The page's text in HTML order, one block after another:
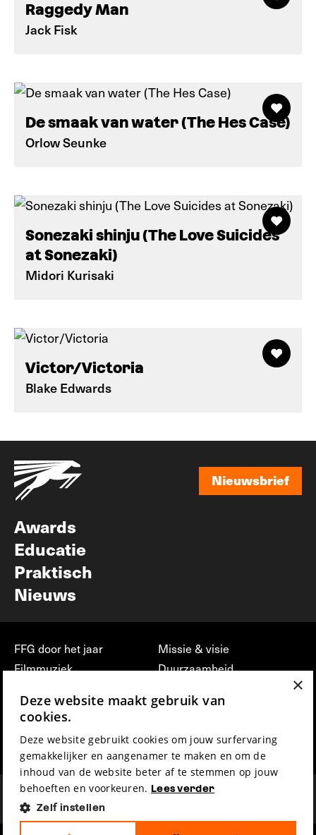
Raggedy Man
Jack Fisk
De smaak van water (The Hes Case)
Orlow Seunke
Sonezaki shinju (The Love Suicides
at Sonezaki)
Midori Kurisaki
Victor/Victoria
Blake Edwards
Nieuwsbrief
Awards
Educatie
Praktisch
Nieuws
FFG door het jaar
Filmmuziek
Press & Industry
Film Fest Friends
Missie & visie
Duurzaamheid
vrijwilligerswerk bij FFG
Privacy & Disclaimer
×
Deze website maakt gebruik van
cookies.
Deze website gebruikt cookies om jouw surfervaring
gemakkelijker en aangenamer te maken en om de
inhoud van de website beter af te stemmen op jouw
behoeften en voorkeuren. Lees verder
Zelf instellen